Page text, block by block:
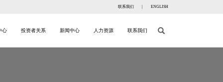
联系我们 ENGLISH
心 投资者关系 新闻中心 人力资源 联系我们